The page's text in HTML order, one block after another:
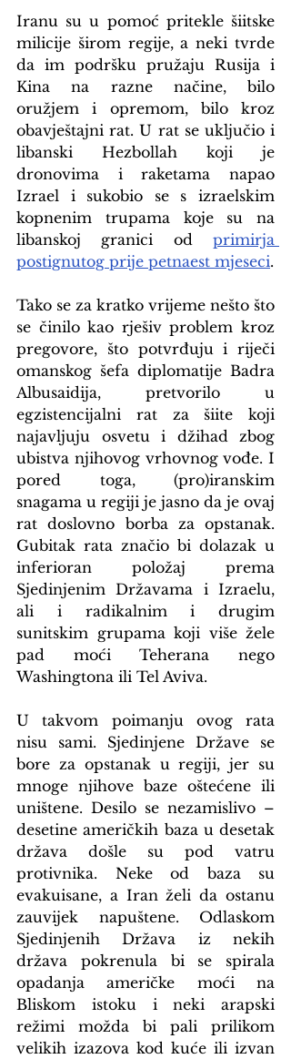
Iranu su u pomoć pritekle šiitske
milicije širom regije, a neki tvrde
da im podršku pružaju Rusija i
Kina na razne načine, bilo
oružjem i opremom, bilo kroz
obavještajni rat. U rat se uključio i
libanski Hezbollah koji je
dronovima i raketama napao
Izrael i sukobio se s izraelskim
kopnenim trupama koje su na
libanskoj granici od primirja
postignutog prije petnaest mjeseci.
Tako se za kratko vrijeme nešto što
se činilo kao rješiv problem kroz
pregovore, što potvrđuju i riječi
omanskog šefa diplomatije Badra
Albusaidija, pretvorilo u
egzistencijalni rat za šiite koji
najavljuju osvetu i džihad zbog
ubistva njihovog vrhovnog vođe. I
pored toga, (pro)iranskim
snagama u regiji je jasno da je ovaj
rat doslovno borba za opstanak.
Gubitak rata značio bi dolazak u
inferioran položaj prema
Sjedinjenim Državama i Izraelu,
ali i radikalnim i drugim
sunitskim grupama koji više žele
pad moći Teherana nego
Washingtona ili Tel Aviva.
U takvom poimanju ovog rata
nisu sami. Sjedinjene Države se
bore za opstanak u regiji, jer su
mnoge njihove baze oštećene ili
uništene. Desilo se nezamislivo –
desetine američkih baza u desetak
država došle su pod vatru
protivnika. Neke od baza su
evakuisane, a Iran želi da ostanu
zauvijek napuštene. Odlaskom
Sjedinjenih Država iz nekih
država pokrenula bi se spirala
opadanja američke moći na
Bliskom istoku i neki arapski
režimi možda bi pali prilikom
velikih izazova kod kuće ili izvan